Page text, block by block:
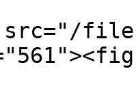
files/